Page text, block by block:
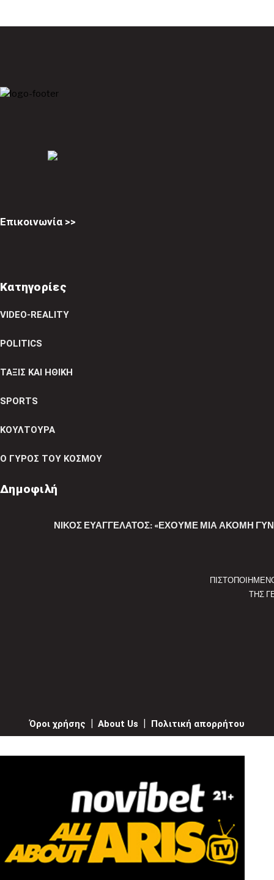
Επικοινωνία >>
Κατηγορίες
VIDEO-REALITY
POLITICS
ΤΑΞΙΣ ΚΑΙ ΗΘΙΚΗ
SPORTS
ΚΟΥΛΤΟΥΡΑ
Ο ΓΥΡΟΣ ΤΟΥ ΚΟΣΜΟΥ
Δημοφιλή
ΝΊΚΟΣ ΕΥΑΓΓΕΛΆΤΟΣ: «ΈΧΟΥΜΕ ΜΊΑ ΑΚΌΜΗ
ΤΗΣ
Όροι χρήσης About Us Πολιτική απορρήτου